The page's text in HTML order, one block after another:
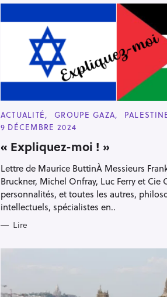
C
T
G
R
I
E
S
ACTUALITÉ GROUPE GAZA
9 DÉCEMBRE 2024
« Expliquez-moi ! »
Lettre de Maurice ButtinÀ Messieurs
Bruckner, Michel Onfray, Luc Ferry et Cie
personnalités, et toutes les autres,
intellectuels, spécialistes en..
Lire